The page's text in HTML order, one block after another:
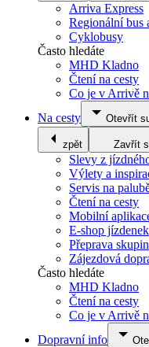
Arriva Express
Regionální bus
Cyklobusy
Často hledáte
MHD Kladno
Čtení na cesty
Co je v Arrivě
Na cesty
Otevřít
zpět Zavřít
Slevy z
Výlety a
Servis na
Čtení na cesty
Mobilní
E-shop jízdenek
Přeprava skupin
Zájezdová
Často hledáte
MHD Kladno
Čtení na cesty
Co je v Arrivě
Dopravní info